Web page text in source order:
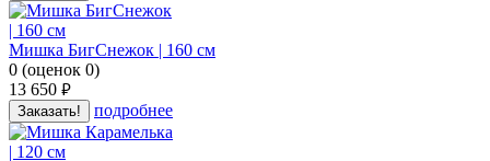
Мишка БигСнежок | 160 см
0 (оценок 0)
13 650 руб.
Заказать! подробнее